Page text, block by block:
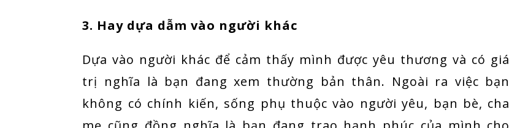
3. Hay dựa dẫm vào người khác
Dựa vào người khác để cảm thấy mình được yêu thương và có giá
trị nghĩa là bạn đang xem thường bản thân. Ngoài ra việc bạn
không có chính kiến, sống phụ thuộc vào người yêu, bạn bè, cha